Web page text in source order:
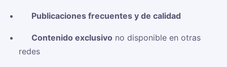
Publicaciones frecuentes y de calidad
Contenido exclusivo no disponible en otras
redes